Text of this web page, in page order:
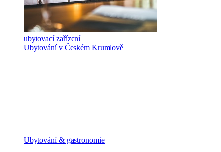
ubytovací zařízení
Ubytování v Českém Krumlově
Ubytování & gastronomie